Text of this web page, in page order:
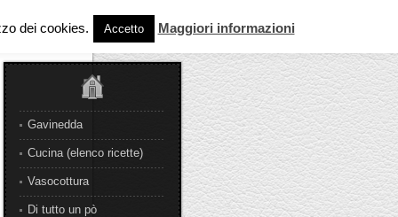
Gavinedda
Cucina (elenco ricette)
Vasocottura
Di tutto un pò
dei cookies. Accetto Maggiori informazioni